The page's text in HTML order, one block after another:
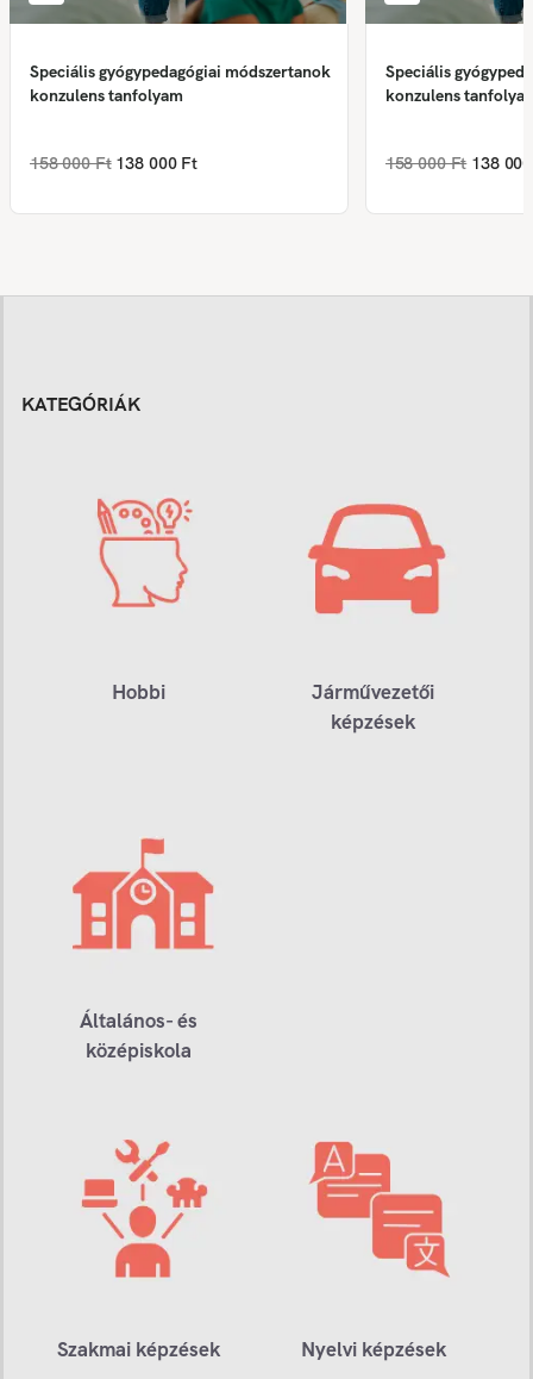
Speciális gyógypedagógiai módszertanok
konzulens tanfolyam
158 000 Ft 138 000 Ft
Speciális
konzulens
158 000 Ft 138
KATEGÓRIÁK
Hobbi
Járművezetői
képzések
Általános- és
középiskola
Szakmai képzések Nyelvi képzések